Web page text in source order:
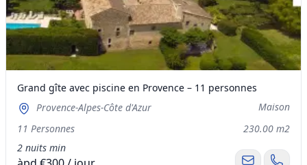
Grand gîte avec piscine en Provence – 11 personnes
Provence-Alpes-Côte d'Azur
Maison
11 Personnes
230.00 m2
2 nuits min